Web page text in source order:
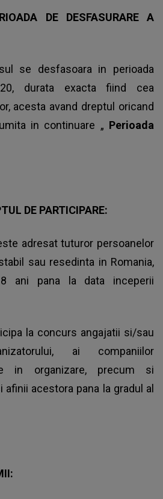
DE DESFASURARE A
desfasoara in perioada
durata exacta fiind cea
acesta avand dreptul oricand
in continuare „ Perioada
DE PARTICIPARE:
adresat tuturor persoanelor
sau resedinta in Romania,
ani pana la data inceperii
la concurs angajatii si/sau
ai companiilor
in organizare, precum si
acestora pana la gradul al